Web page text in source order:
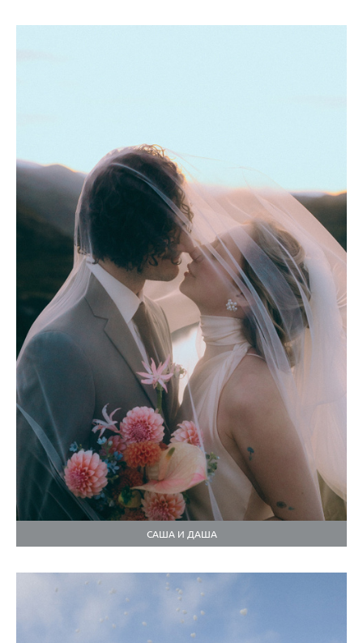
САША И ДАША